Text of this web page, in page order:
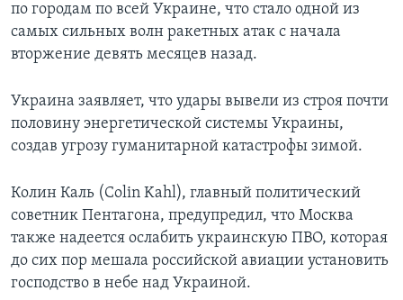
по городам по всей Украине, что стало одной из
самых сильных волн ракетных атак с начала
вторжение девять месяцев назад.
Украина заявляет, что удары вывели из строя почти
половину энергетической системы Украины,
создав угрозу гуманитарной катастрофы зимой.
Колин Каль (Colin Kahl), главный политический
советник Пентагона, предупредил, что Москва
также надеется ослабить украинскую ПВО, которая
до сих пор мешала российской авиации установить
господство в небе над Украиной.